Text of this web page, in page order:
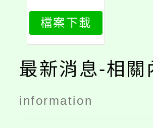
228_attach
1
檔案下載
最新消息-相關
information